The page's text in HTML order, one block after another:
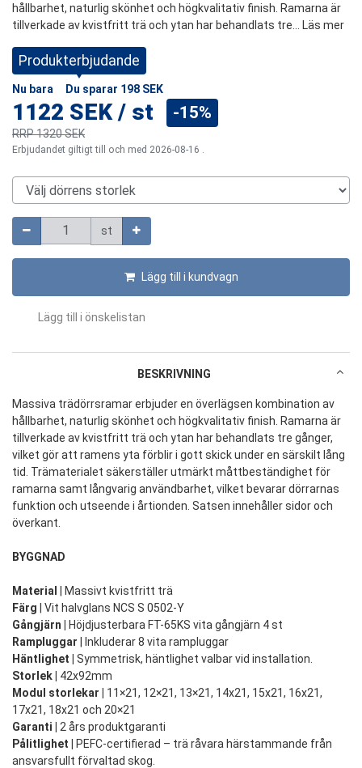
hållbarhet, naturlig skönhet och högkvalitativ finish. Ramarna är
tillverkade av kvistfritt trä och ytan har behandlats tre... Läs mer
Produkterbjudande
Nu bara Du sparar 198 SEK
1122 SEK / st
RRP1320 SEK
-15%
Erbjudandet giltigt till och med 2026-08-16 .
Välj dörrens storlek
st
Lägg till i kundvagn
Lägg till i önskelistan
BESKRIVNING
Massiva trädörrsramar erbjuder en överlägsen kombination av
hållbarhet, naturlig skönhet och högkvalitativ finish. Ramarna är
tillverkade av kvistfritt trä och ytan har behandlats tre gånger,
vilket gör att ramens yta förblir i gott skick under en särskilt lång
tid. Trämaterialet säkerställer utmärkt måttbeständighet för
ramarna samt långvarig användbarhet, vilket bevarar dörrarnas
funktion och utseende i årtionden. Satsen innehåller sidor och
överkant.
BYGGNAD
Material | Massivt kvistfritt trä
Färg | Vit halvglans NCS S 0502-Y
Gångjärn | Höjdjusterbara FT-65KS vita gångjärn 4 st
Rampluggar | Inkluderar 8 vita rampluggar
Häntlighet | Symmetrisk, häntlighet valbar vid installation.
Storlek | 42x92mm
Modul storlekar | 11×21, 12×21, 13×21, 14x21, 15x21, 16x21,
17x21, 18x21 och 20×21
Garanti | 2 års produktgaranti
Pålitlighet | PEFC-certifierad – trä råvara härstammande från
ansvarsfullt förvaltad skog.